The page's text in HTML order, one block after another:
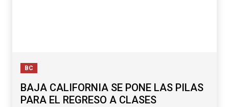
BC
BAJA CALIFORNIA SE PONE LAS PILAS
PARA EL REGRESO A CLASES